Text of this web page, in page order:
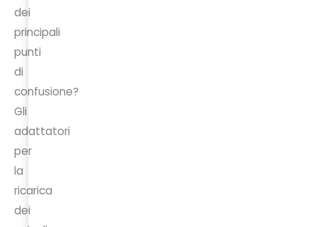
dei
principali
punti
di
confusione?
Gli
adattatori
per
la
ricarica
dei